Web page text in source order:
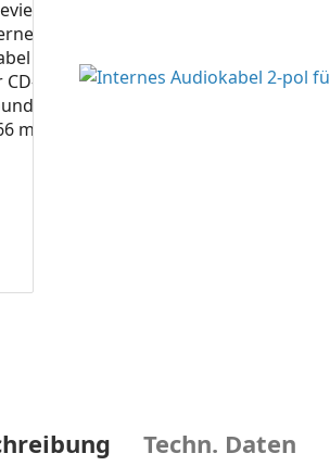
Techn. Daten